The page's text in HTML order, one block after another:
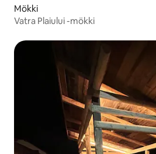
Mökki
Vatra Plaiului -mökki